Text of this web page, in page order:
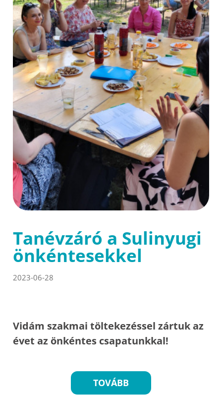
Tanévzáró a Sulinyugi
önkéntesekkel
2023-06-28
Vidám szakmai töltekezéssel zártuk az
évet az önkéntes csapatunkkal!
TOVÁBB